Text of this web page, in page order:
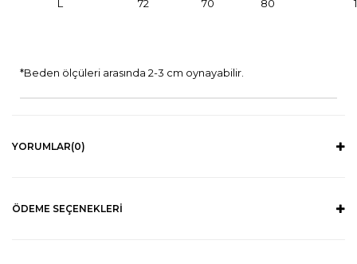
L 72 70 80
*Beden ölçüleri arasında 2-3 cm oynayabilir.
YORUMLAR(0)
ÖDEME SEÇENEKLERI